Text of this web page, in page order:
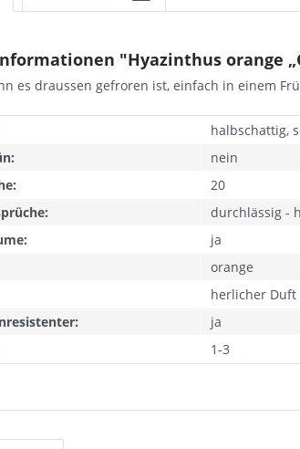
"Hyazinthus orange
es draussen gefroren ist, einfach in einem
halbschattig,
nein
20
durchlässig -
ja
orange
herlicher Duft
ja
1-3